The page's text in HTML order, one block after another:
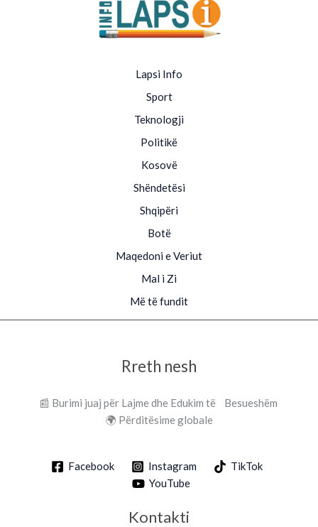
Lapsi Info
Sport
Teknologji
Politikë
Kosovë
Shëndetësi
Shqipëri
Botë
Maqedoni e Veriut
Mal i Zi
Më të fundit
Rreth nesh
📰 Burimi juaj për Lajme dhe Edukim të Besueshëm
🌍 Përditësime globale
Facebook Instagram
TikTok
YouTube
Kontakti